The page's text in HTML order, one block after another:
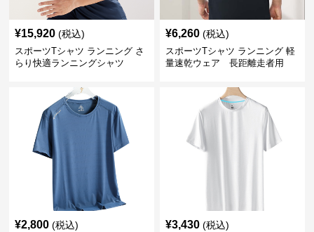
¥15,920 (税込)
スポーツTシャツ ランニング さ
らり快適ランニングシャツ
¥6,260 (税込)
スポーツTシャツ ランニング 軽
量速乾ウェア 長距離走者用
¥2,800 (税込) ¥3,430 (税込)